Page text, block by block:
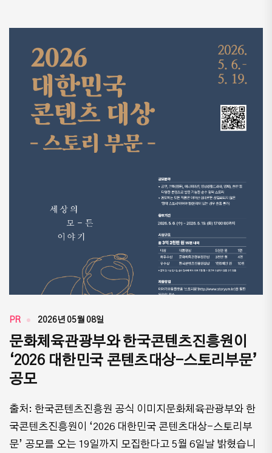
PR 2026년 05월 08일
문화체육관광부와 한국콘텐츠진흥원이
‘2026 대한민국 콘텐츠대상-스토리부문’
공모
출처: 한국콘텐츠진흥원 공식 이미지문화체육관광부와 한
국콘텐츠진흥원이 ‘2026 대한민국 콘텐츠대상-스토리부
문’ 공모를 오는 19일까지 모집한다고 5월 6일날 밝혔습니